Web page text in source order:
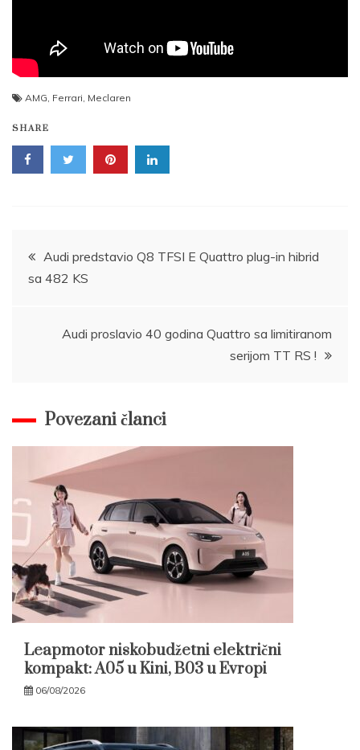
AMG, Ferrari, Meclaren
SHARE
Post
navigation
Audi predstavio Q8 TFSI E Quattro plug-in hibrid
sa 482 KS
Audi proslavio 40 godina Quattro sa limitiranom
serijom TT RS !
Povezani članci
Leapmotor niskobudžetni električni
kompakt: A05 u Kini, B03 u Evropi
06/08/2026